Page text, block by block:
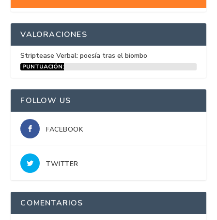
VALORACIONES
Striptease Verbal: poesía tras el biombo
PUNTUACIÓN:
FOLLOW US
FACEBOOK
TWITTER
COMENTARIOS